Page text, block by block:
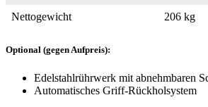
Nettogewicht
206 kg
Optional (gegen Aufpreis):
Edelstahlrührwerk mit abnehmbaren
Automatisches Griff-Rückholsystem